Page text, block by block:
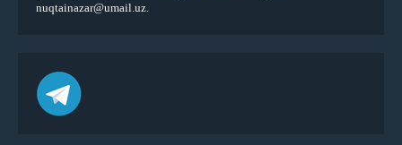
nuqtainazar@umail.uz.